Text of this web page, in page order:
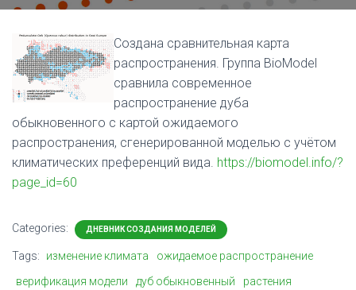
Создана сравнительная карта
распространения. Группа BioModel
сравнила современное
распространение дуба
обыкновенного с картой ожидаемого
распространения, сгенерированной моделью с учётом
климатических преференций вида. https://biomodel.info/?
page_id=60
Categories: ДНЕВНИК СОЗДАНИЯ МОДЕЛЕЙ
Tags: изменение климата
ожидаемое распространение
верификация модели
дуб обыкновенный
растения